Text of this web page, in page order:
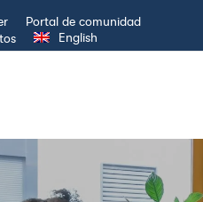
Portal de comunidad
English